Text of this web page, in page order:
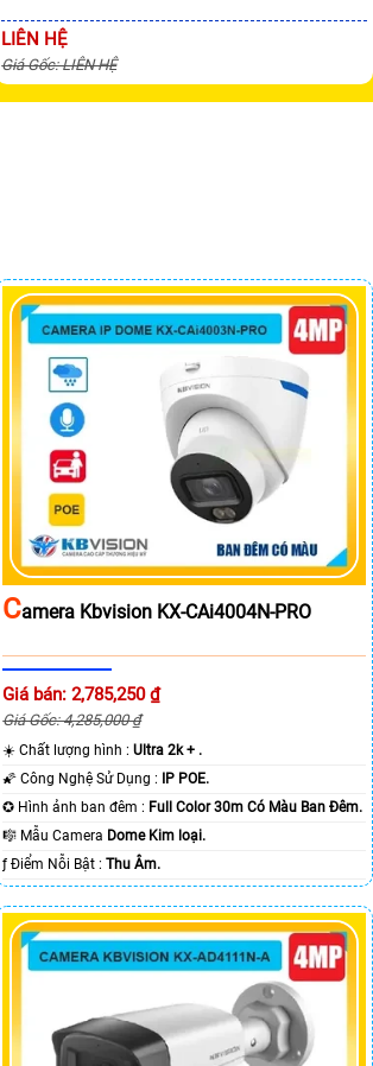
LIÊN HỆ
Giá Gốc: LIÊN HỆ
CAmera Kbvision KX-CAi4004N-PRO
Giá bán: 2,785,250 ₫
Giá Gốc: 4,285,000 ₫
☀️ Chất lượng hình :Ultra 2k + .
🌠 Công Nghệ Sử Dụng :
IP POE.
✪ Hình ảnh ban đêm : Full Color 30m Có Màu Ban Ðêm.
🎼️ Mẫu Camera Dome Kim loại.
️ƒ Điểm Nỗi Bật :Thu Âm.